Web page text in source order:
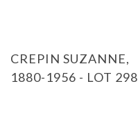
CREPIN SUZANNE,
1880-1956 - LOT 298